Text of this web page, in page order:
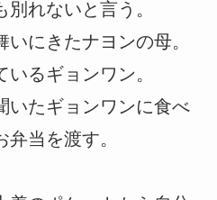
れないと言う。
にきたナヨンの母。
るギョンワン。
いたギョンワンに食べ
当を渡す。